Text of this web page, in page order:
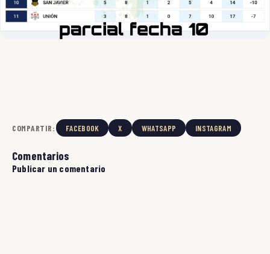
COMPARTIR: FACEBOOK X WHATSAPP INSTAGRAM
Comentarios
Publicar un comentario